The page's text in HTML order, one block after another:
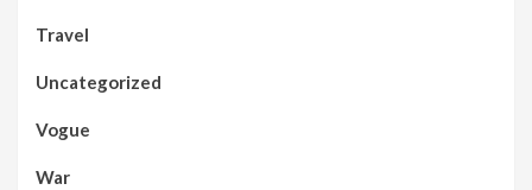
Travel
Uncategorized
Vogue
War